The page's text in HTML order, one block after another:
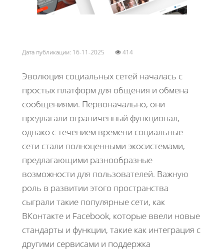
Дата публикации: 16-11-2025 414
Эволюция социальных сетей началась с
простых платформ для общения и обмена
сообщениями. Первоначально, они
предлагали ограниченный функционал,
однако с течением времени социальные
сети стали полноценными экосистемами,
предлагающими разнообразные
возможности для пользователей. Важную
роль в развитии этого пространства
сыграли такие популярные сети, как
ВКонтакте и Facebook, которые ввели новые
стандарты и функции, такие как интеграция с
другими сервисами и поддержка